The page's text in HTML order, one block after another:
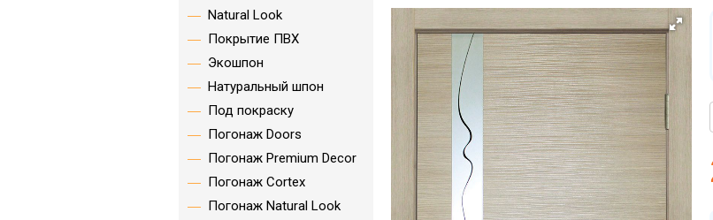
Natural Look
Покрытие ПВХ
Экошпон
Натуральный шпон
Под покраску
Погонаж Doors
Погонаж Premium Decor
Погонаж Cortex
Погонаж Natural Look